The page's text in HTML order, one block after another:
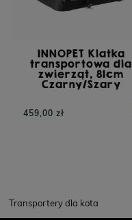
INNOPET Klatka
transportowa dla
zwierząt, 81cm
Czarny/Szary
459,00 zł
Transportery dla kota